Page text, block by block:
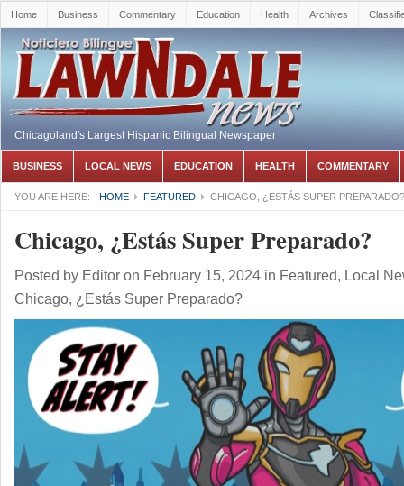
Home Business Commentary Education Health Archives
Chicagoland's Largest Hispanic Bilingual Newspaper
BUSINESS LOCAL NEWS EDUCATION HEALTH COMMENTARY
YOU ARE HERE: HOME FEATURED CHICAGO, ¿ESTÁS SUPER PREPARADO?
Chicago, ¿Estás Super Preparado?
Posted by Editor on February 15, 2024 in Featured, Local
Chicago, ¿Estás Super Preparado?